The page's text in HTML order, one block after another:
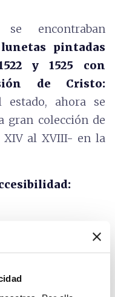
encontraban
pintadas
y 1525 con
de Cristo:
estado, ahora se
gran colección de
XIV al XVIII- en la